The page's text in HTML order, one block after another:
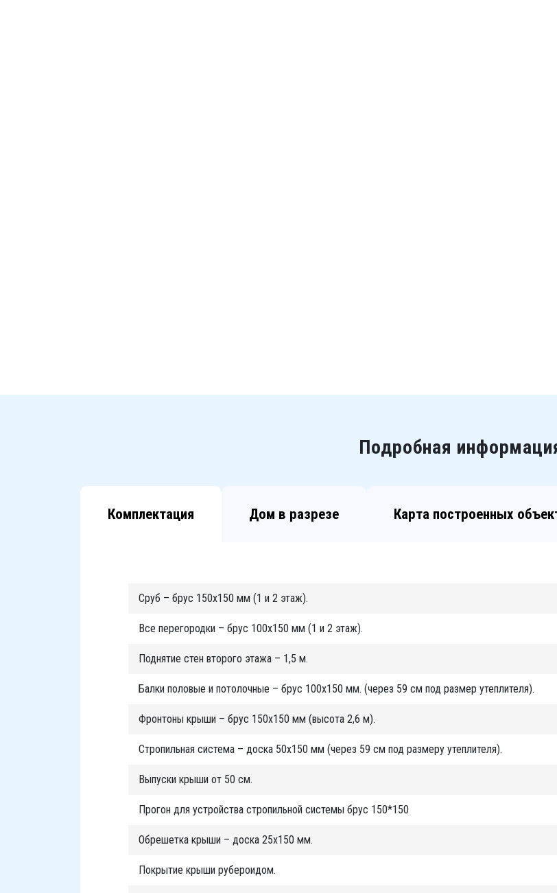
Подробная
Комплектация Дом в разрезе Карта построенных
Сруб – брус 150х150 мм (1 и 2 этаж).
Все перегородки – брус 100х150 мм (1 и 2 этаж).
Поднятие стен второго этажа – 1,5 м.
Балки половые и потолочные – брус 100х150 мм. (через 59 см под размер утеплителя).
Фронтоны крыши – брус 150х150 мм (высота 2,6 м).
Стропильная система – доска 50х150 мм (через 59 см под размеру утеплителя).
Выпуски крыши от 50 см.
Прогон для устройства стропильной системы брус 150*150
Обрешетка крыши – доска 25х150 мм.
Покрытие крыши рубероидом.